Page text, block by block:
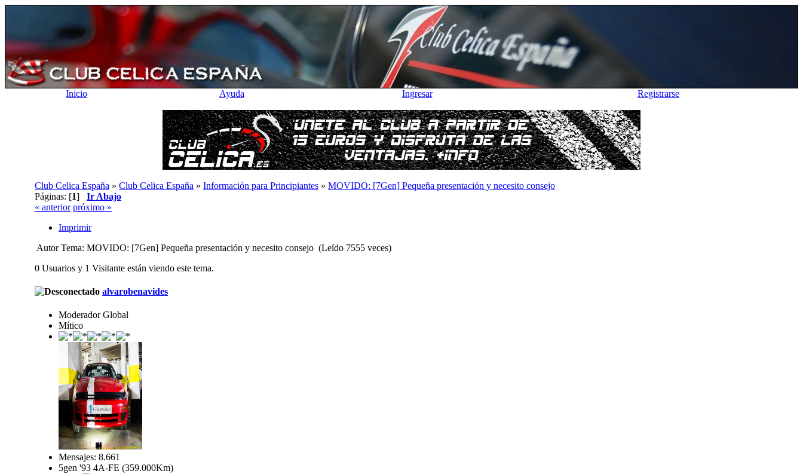
Inicio Ayuda Ingresar Registrarse
Club Celica España » Club Celica España » Información para Principiantes » MOVIDO: [7Gen] Pequeña presentación y necesito consejo
Páginas: [1] Ir Abajo
« anterior próximo »
Imprimir
Autor Tema: MOVIDO: [7Gen] Pequeña presentación y necesito consejo (Leído 7555 veces)
0 Usuarios y 1 Visitante están viendo este tema.
alvarobenavides
Moderador Global
Mítico
Mensajes: 8.661
5gen '93 4A-FE (359.000Km)